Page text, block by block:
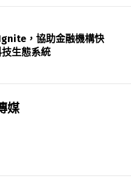
，協助金融機構快
生態系統
媒